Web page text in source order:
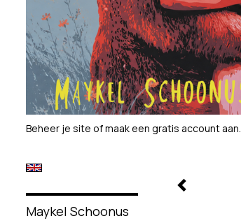
Beheer je site ofmaak een gratis account aan.
Maykel Schoonus